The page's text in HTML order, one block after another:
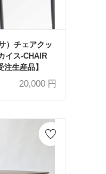
）チェアクッ
イス-CHAIR
生産品】
20,000 円